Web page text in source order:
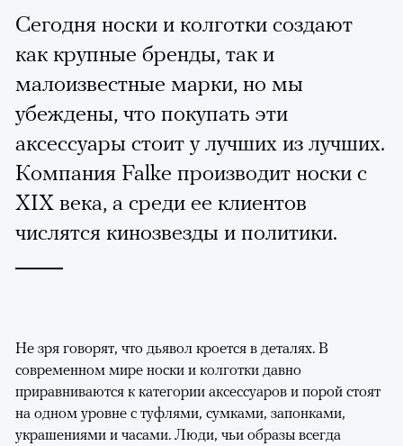
Сегодня носки и колготки создают
как крупные бренды, так и
малоизвестные марки, но мы
убеждены, что покупать эти
аксессуары стоит у лучших из лучших.
Компания Falke производит носки с
XIX века, а среди ее клиентов
числятся кинозвезды и политики.
Не зря говорят, что дьявол кроется в деталях. В
современном мире носки и колготки давно
приравниваются к категории аксессуаров и порой стоят
на одном уровне с туфлями, сумками, запонками,
украшениями и часами. Люди, чьи образы всегда